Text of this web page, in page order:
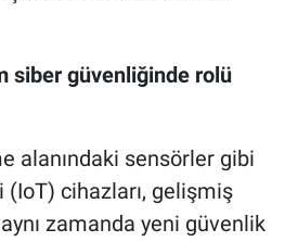
siber güvenliğinde rolü
alanındaki sensörler gibi
cihazları, gelişmiş
zamanda yeni güvenlik